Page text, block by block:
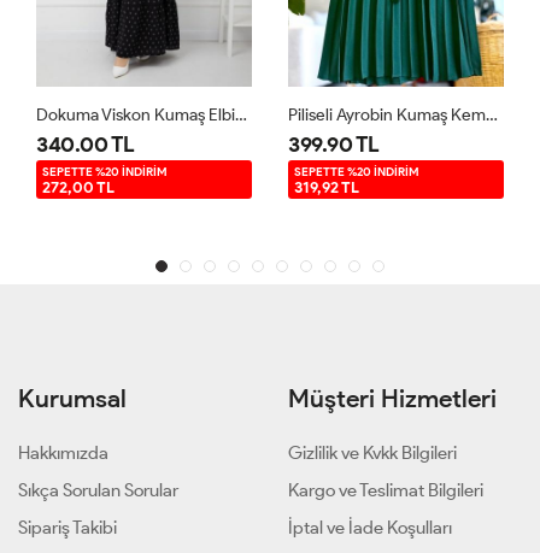
Piliseli Ayrobin Kumaş Kemerli Elbise Yeşil HBS30210
399.90 TL
SEPETTE %20 İNDİRİM
319,92 TL
200.00 TL
SEPETTE %20 İNDİRİM
160,00 TL
Kurumsal
Hakkımızda
Sıkça Sorulan Sorular
Sipariş Takibi
Müşteri Hizmetleri
Gizlilik ve Kvkk Bilgileri
Kargo ve Teslimat Bilgileri
İptal ve İade Koşulları